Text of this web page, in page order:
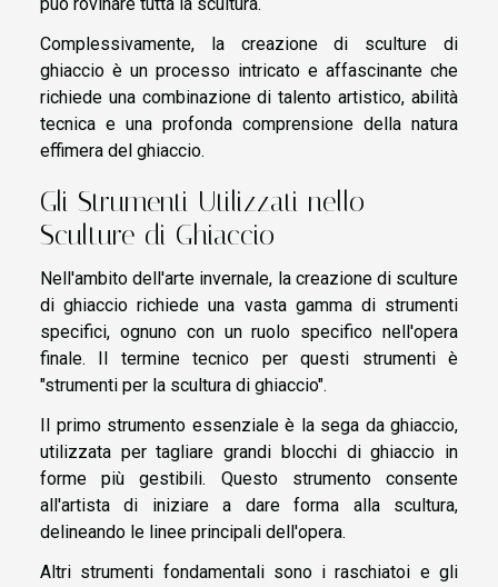
Complessivamente, la creazione di sculture di
ghiaccio è un processo intricato e affascinante che
richiede una combinazione di talento artistico, abilità
tecnica e una profonda comprensione della natura
effimera del ghiaccio.
Gli Strumenti Utilizzati nello
Sculture di Ghiaccio
Nell'ambito dell'arte invernale, la creazione di sculture
di ghiaccio richiede una vasta gamma di strumenti
specifici, ognuno con un ruolo specifico nell'opera
finale. Il termine tecnico per questi strumenti è
"strumenti per la scultura di ghiaccio".
Il primo strumento essenziale è la sega da ghiaccio,
utilizzata per tagliare grandi blocchi di ghiaccio in
forme più gestibili. Questo strumento consente
all'artista di iniziare a dare forma alla scultura,
delineando le linee principali dell'opera.
Altri strumenti fondamentali sono i raschiatoi e gli